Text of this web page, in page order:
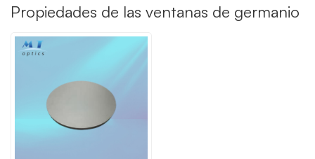
Propiedades de las ventanas de germanio